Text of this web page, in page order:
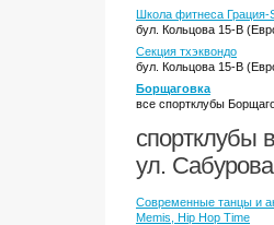
Школа фитнеса Грация-
бул. Кольцова 15-В
Секция тхэквондо
бул. Кольцова 15-В
Борщаговка
все спортклубы
спортклубы
ул.
Современные танцы и
Memis, Hip Hop Time